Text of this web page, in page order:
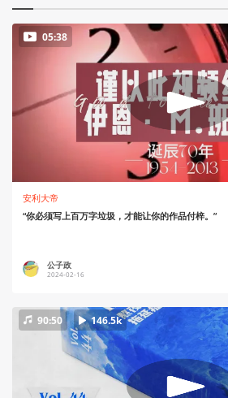
05:38
安利大帝
“你必须写上百万字垃圾，才能让你的作品付梓。”
公子政
2024-02-16
90:50 146.5k